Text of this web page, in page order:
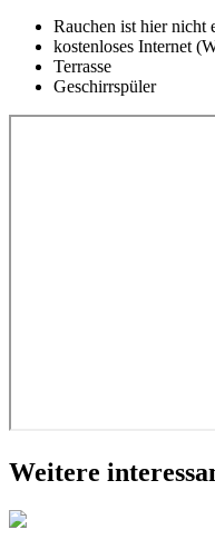
Rauchen ist hier nicht
kostenloses Internet
Terrasse
Geschirrspüler
Weitere